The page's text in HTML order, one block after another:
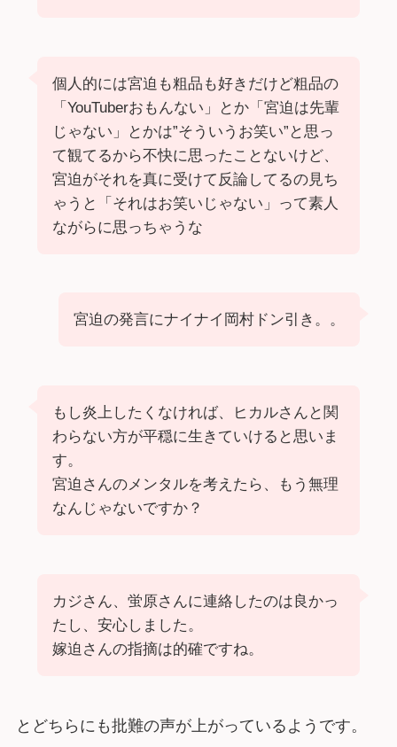
個人的には宮迫も粗品も好きだけど粗品の
「YouTuberおもんない」とか「宮迫は先輩
じゃない」とかは”そういうお笑い”と思っ
て観てるから不快に思ったことないけど、
宮迫がそれを真に受けて反論してるの見ち
ゃうと「それはお笑いじゃない」って素人
ながらに思っちゃうな
宮迫の発言にナイナイ岡村ドン引き。。
もし炎上したくなければ、ヒカルさんと関
わらない方が平穏に生きていけると思いま
す。
宮迫さんのメンタルを考えたら、もう無理
なんじゃないですか？
カジさん、蛍原さんに連絡したのは良かっ
たし、安心しました。
嫁迫さんの指摘は的確ですね。
とどちらにも批難の声が上がっているようです。